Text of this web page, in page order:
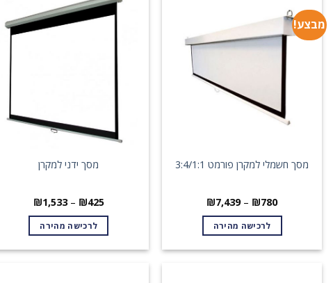
מבצע!
מסך חשמלי למקרן פורמט 3:4/1:1
₪780
–
₪7,439 טווח
⁦₪7,439⁩
לרכישה מהירה
מסך ידני למקרן
₪425
–
₪1,533
⁦₪1,533⁩
לרכישה מהירה